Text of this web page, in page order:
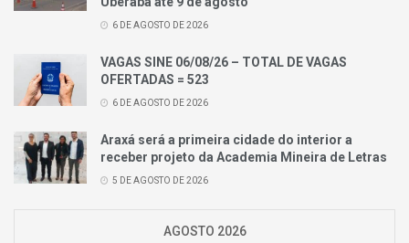
6 DE AGOSTO DE 2026
VAGAS SINE 06/08/26 – TOTAL DE VAGAS
OFERTADAS = 523
6 DE AGOSTO DE 2026
Araxá será a primeira cidade do interior a
receber projeto da Academia Mineira de Letras
5 DE AGOSTO DE 2026
AGOSTO 2026